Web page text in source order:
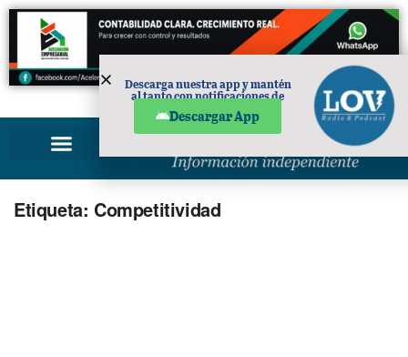
PUBLICIDAD
Etiqueta: Competitividad
Descarga nuestra app y mantén
al tanto con notificaciones de
Descargar App